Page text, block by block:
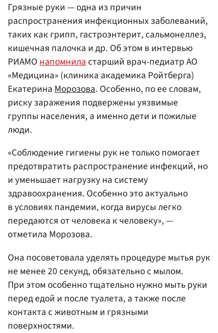
Грязные руки — одна из причин
распространения инфекционных заболеваний,
таких как грипп, гастроэнтерит, сальмонеллез,
кишечная палочка и др. Об этом в интервью
РИАМОнапомниластарший врач-педиатр АО
«Медицина» (клиника академика Ройтберга)
ЕкатеринаМорозова. Особенно, по ее словам,
риску заражения подвержены уязвимые
группы населения, а именно дети и пожилые
люди.
«Соблюдение гигиены рук не только помогает
предотвратить распространение инфекций, но
и уменьшает нагрузку на систему
здравоохранения. Особенно это актуально
в условиях пандемии, когда вирусы легко
передаются от человека к человеку», —
отметила Морозова.
Она посоветовала уделять процедуре мытья рук
не менее 20 секунд, обязательно с мылом.
При этом особенно тщательно нужно мыть руки
перед едой и после туалета, а также после
контакта с животным и грязными
поверхностями.